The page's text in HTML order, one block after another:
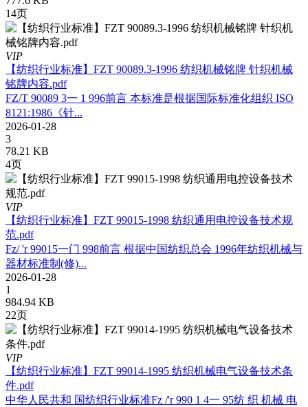
14页
VIP
【纺织行业标准】FZT 90089.3-1996 纺织机械铭牌 针织机械
铭牌内容.pdf
FZ/T 90089 3一 1 996前言 本标准是根据国际标准化组织 ISO
8121:1986《针...
2026-01-28
3
78.21 KB
4页
VIP
【纺织行业标准】FZT 99015-1998 纺织通用电控设备技术规
范.pdf
Fz/ 'r 99015一门 998前言 根据中国纺织总会 1996年纺织机械与
器材标准制(修)...
2026-01-28
1
984.94 KB
22页
VIP
【纺织行业标准】FZT 99014-1995 纺织机械电气设备技术条
件.pdf
中华人民共和 国纺织行业标准Fz /'r 990 1 4一 95纺 织 机械 电